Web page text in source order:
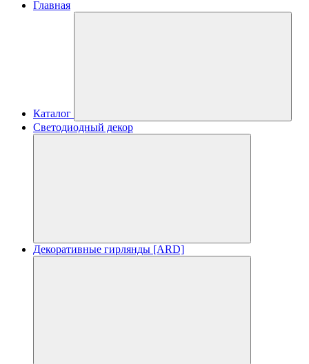
Главная
Каталог
Светодиодный декор
Декоративные гирлянды [ARD]